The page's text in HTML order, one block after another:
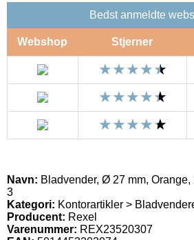
Bedst anmeldte
Webshop Stjerner
Navn: Bladvender, Ø 27 mm, Orange,
3
Kategori: Kontorartikler >
Producent: Rexel
Varenummer: REX23520307